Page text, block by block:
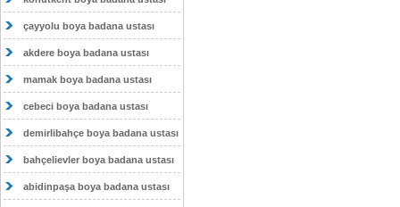
çayyolu boya badana ustası
akdere boya badana ustası
mamak boya badana ustası
cebeci boya badana ustası
demirlibahçe boya badana ustası
bahçelievler boya badana ustası
abidinpaşa boya badana ustası